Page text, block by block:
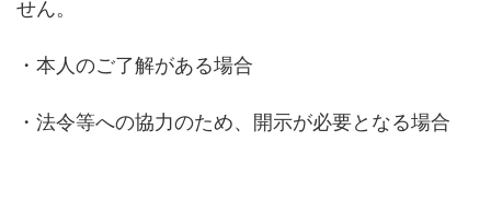
せん。
・本人のご了解がある場合
・法令等への協力のため、開示が必要となる場合